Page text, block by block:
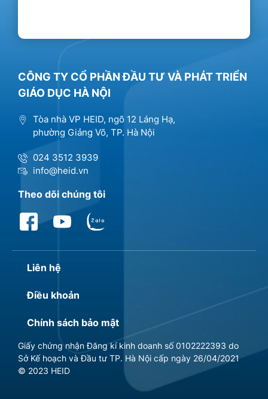
CÔNG TY CỔ PHẦN ĐẦU TƯ VÀ PHÁT TRIỂN
GIÁO DỤC HÀ NỘI
Tòa nhà VP HEID, ngõ 12 Láng Hạ,
phường Giảng Võ, TP. Hà Nội
024 3512 3939
info@heid.vn
Theo dõi chúng tôi
Liên hệ
Điều khoản
Chính sách bảo mật
Giấy chứng nhận Đăng kí kinh doanh số 0102222393 do
Sở Kế hoạch và Đầu tư TP. Hà Nội cấp ngày 26/04/2021
© 2023 HEID